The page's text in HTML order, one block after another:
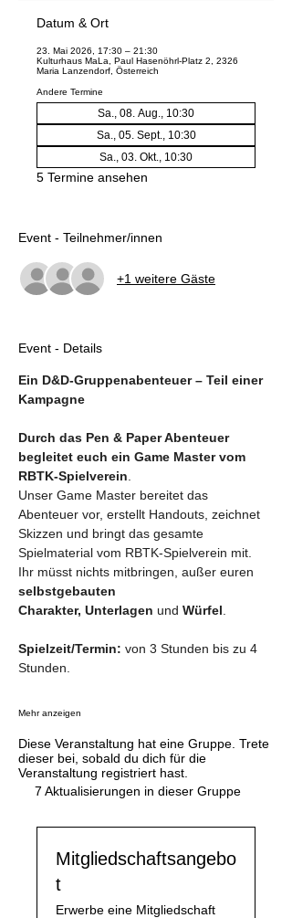
Datum & Ort
23. Mai 2026, 17:30 – 21:30
Kulturhaus MaLa, Paul Hasenöhrl-Platz 2, 2326
Maria Lanzendorf, Österreich
Andere Termine
Sa., 08. Aug., 10:30
Sa., 05. Sept., 10:30
Sa., 03. Okt., 10:30
5 Termine ansehen
Event - Teilnehmer/innen
+1 weitere Gäste
Event - Details
Ein D&D-Gruppenabenteuer – Teil einer
Kampagne
Durch das Pen & Paper Abenteuer
begleitet euch ein Game Master vom
RBTK-Spielverein
Unser Game Master bereitet das
Abenteuer vor, erstellt Handouts, zeichnet
Skizzen und bringt das gesamte
Spielmaterial vom RBTK-Spielverein mit.
Ihr müsst nichts mitbringen, außer euren
selbstgebauten
Charakter, Unterlagen und Würfel
Spielzeit/Termin: von 3 Stunden bis zu 4
Stunden.
Mehr anzeigen
Diese Veranstaltung hat eine Gruppe. Trete
dieser bei, sobald du dich für die
Veranstaltung registriert hast.
7 Aktualisierungen in dieser Gruppe
Mitgliedschaftsangebo
t
Erwerbe eine Mitgliedschaft